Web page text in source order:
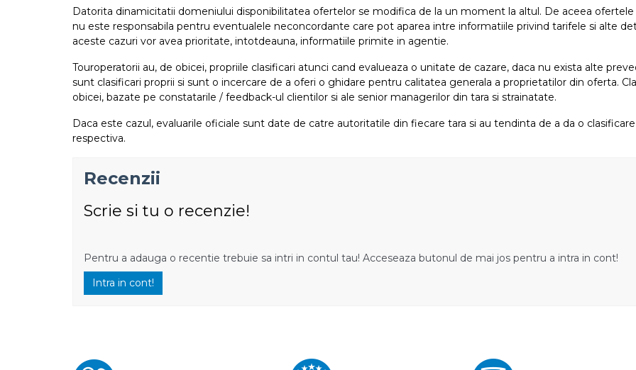
Datorita dinamicitatii domeniului disponibilitatea ofertelor se modifica de la un moment la altul. De aceea
nu este responsabila pentru eventualele neconcordante care pot aparea intre informatiile privind tarifele si alte
aceste cazuri vor avea prioritate, intotdeauna, informatiile primite in agentie.
Touroperatorii au, de obicei, propriile clasificari atunci cand evalueaza o unitate de cazare, daca nu exista alte
sunt clasificari proprii si sunt o incercare de a oferi o ghidare pentru calitatea generala a proprietatilor din oferta.
obicei, bazate pe constatarile / feedback-ul clientilor si ale senior managerilor din tara si strainatate.
Daca este cazul, evaluarile oficiale sunt date de catre autoritatile din fiecare tara si au tendinta de a da o
respectiva.
Recenzii
Scrie si tu o recenzie!
Pentru a adauga o recentie trebuie sa intri in contul tau! Acceseaza butonul de mai jos pentru a intra in cont!
Intra in cont!